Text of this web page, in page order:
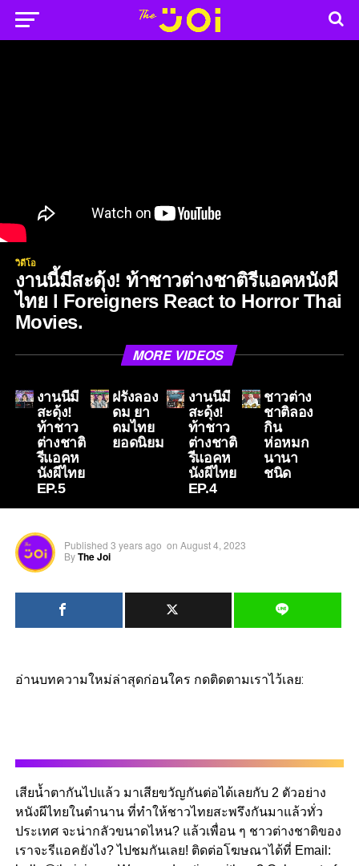
วิดีโอ
งานนี้มีสะดุ้ง! ท้าชาวต่างชาติรีแอคหนังผี
ไทย l Foreigners React to Horror Thai
Movies.
MORE VIDEOS
งานนี้มี
สะดุ้ง!
ท้าชาว
ต่างชาติ
รีแอคห
นังผีไทย
EP.5
ฝรั่งลอง
ดม ยา
ดมไทย
ยอดนิยม
งานนี้มี
สะดุ้ง!
ท้าชาว
ต่างชาติ
รีแอคห
นังผีไทย
EP.4
ชาวต่าง
ชาติลอง
กิน
ห่อหมก
นานา
ชนิด
Published 3 years ago on August 4, 2023
ByThe Joi
อ่านบทความใหม่ล่าสุดก่อนใคร กดติดตามเราไว้เลย:
เสียน้ำตากันไปแล้ว มาเสียขวัญกันต่อได้เลยกับ 2 ตัวอย่าง
หนังผีไทยในตำนาน ที่ทำให้ชาวไทยสะพรึงกันมาแล้วทั่ว
ประเทศ จะน่ากลัวขนาดไหน? แล้วเพื่อน ๆ ชาวต่างชาติของ
เราจะรีแอคยังไง? ไปชมกันเลย! ติดต่อโฆษณาได้ที่ Email: